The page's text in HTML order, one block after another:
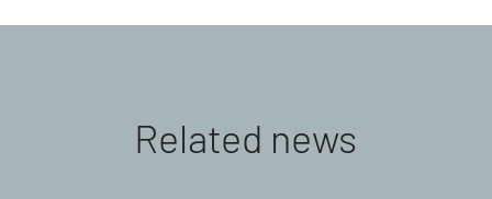
Related news